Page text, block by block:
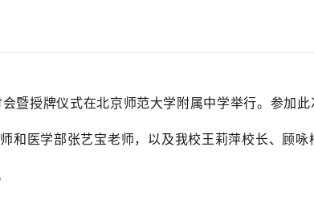
暨授牌仪式在北京师范大学附属中学举行。参加
和医学部张艺宝老师，以及我校王莉萍校长、顾